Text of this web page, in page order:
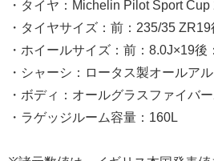
・タイヤ：Michelin Pilot Sport Cup
・タイヤサイズ：前：235/35
・ホイールサイズ：前：8.0J×19後
・シャーシ：ロータス製オールア
・ボディ：オールグラスファイバ
・ラゲッジルーム容量：160L